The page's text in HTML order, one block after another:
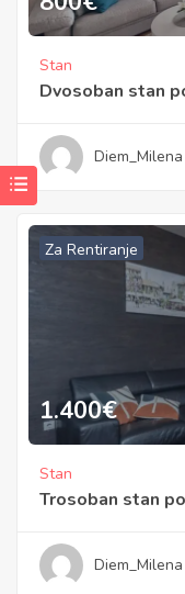
Stan
Dvosoban stan
Diem_Milena
Za Rentiranje
1.400€
Stan
Trosoban stan
Diem_Milena